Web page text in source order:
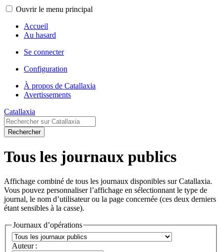
Ouvrir le menu principal
Accueil
Au hasard
Se connecter
Configuration
À propos de Catallaxia
Avertissements
Catallaxia
Rechercher
Tous les journaux publics
Affichage combiné de tous les journaux disponibles sur Catallaxia.
Vous pouvez personnaliser l’affichage en sélectionnant le type de
journal, le nom d’utilisateur ou la page concernée (ces deux derniers
étant sensibles à la casse).
Journaux d’opérations
Auteur :